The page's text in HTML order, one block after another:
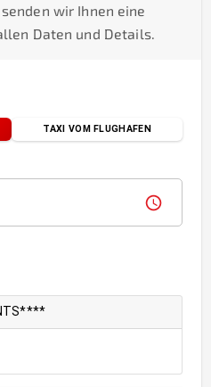
wir Ihnen eine
Daten und Details.
TAXI VOM FLUGHAFEN